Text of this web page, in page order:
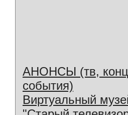
АНОНСЫ (тв,
события)
Виртуальный